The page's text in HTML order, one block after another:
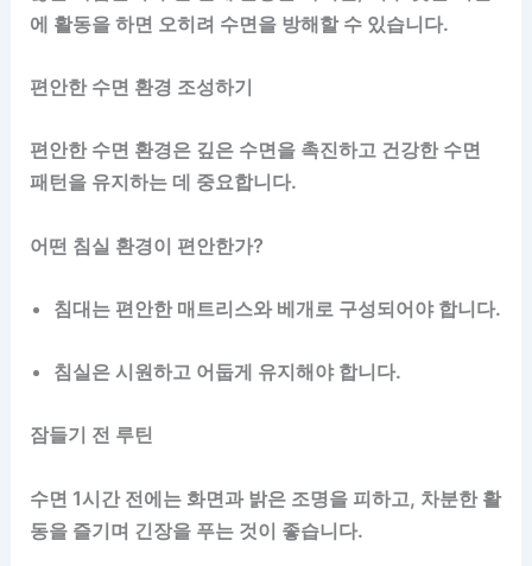
에 활동을 하면 오히려 수면을 방해할 수 있습니다.
편안한 수면 환경 조성하기
편안한 수면 환경은 깊은 수면을 촉진하고 건강한 수면
패턴을 유지하는 데 중요합니다.
어떤 침실 환경이 편안한가?
침대는 편안한 매트리스와 베개로 구성되어야 합니다.
침실은 시원하고 어둡게 유지해야 합니다.
잠들기 전 루틴
수면 1시간 전에는 화면과 밝은 조명을 피하고, 차분한 활
동을 즐기며 긴장을 푸는 것이 좋습니다.